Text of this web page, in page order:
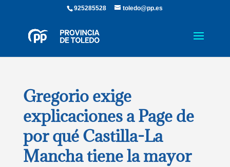
925285528 toledo@pp.es
Gregorio exige
explicaciones a Page de
por qué Castilla-La
Mancha tiene la mayor